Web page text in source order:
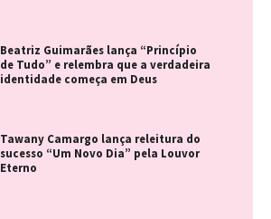
Beatriz Guimarães lança “Princípio
de Tudo” e relembra que a verdadeira
identidade começa em Deus
Tawany Camargo lança releitura do
sucesso “Um Novo Dia” pela Louvor
Eterno